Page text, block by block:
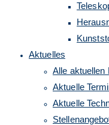
Aktuelles
Alle aktuellen
Aktuelle
Aktuelle